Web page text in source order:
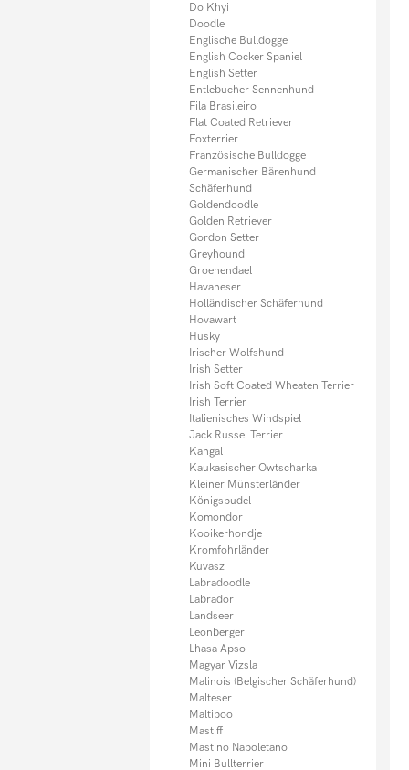
Springer Spaniel
Tervueren
Thai Ridgeback
Tibet Spaniel
Tibet Terrier
Toy Pudel
Weimaraner
Weisser Schäferhund
Welsh Terrier
West Highland Terrier
Whippet
Yorkshire Terrier
Zwergpinscher
Zwergpudel
Zwergspitz
Zwergschnauzer
Sonstige Hunde
Hundefutter
Welpen
Do Khyi
Doodle
Englische Bulldogge
English Cocker Spaniel
English Setter
Entlebucher Sennenhund
Fila Brasileiro
Flat Coated Retriever
Foxterrier
Französische Bulldogge
Germanischer Bärenhund
Schäferhund
Goldendoodle
Golden Retriever
Gordon Setter
Greyhound
Groenendael
Havaneser
Holländischer Schäferhund
Hovawart
Husky
Irischer Wolfshund
Irish Setter
Irish Soft Coated Wheaten Terrier
Irish Terrier
Italienisches Windspiel
Jack Russel Terrier
Kangal
Kaukasischer Owtscharka
Kleiner Münsterländer
Königspudel
Komondor
Kooikerhondje
Kromfohrländer
Kuvasz
Labradoodle
Labrador
Landseer
Leonberger
Lhasa Apso
Magyar Vizsla
Malinois (Belgischer Schäferhund)
Malteser
Maltipoo
Mastiff
Mastino Napoletano
Mini Bullterrier